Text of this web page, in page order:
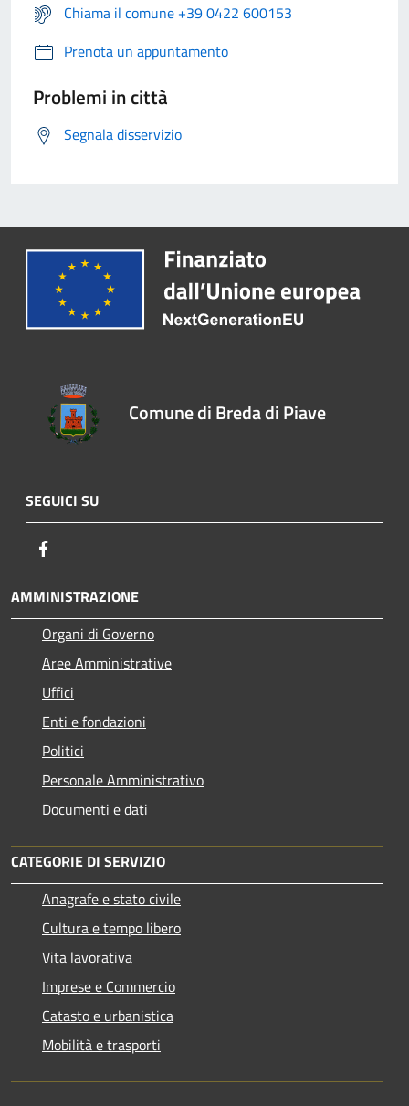
Chiama il comune +39 0422 600153
Prenota un appuntamento
Problemi in città
Segnala disservizio
Comune di Breda di Piave
SEGUICI SU
AMMINISTRAZIONE
Organi di Governo
Aree Amministrative
Uffici
Enti e fondazioni
Politici
Personale Amministrativo
Documenti e dati
CATEGORIE DI SERVIZIO
Anagrafe e stato civile
Cultura e tempo libero
Vita lavorativa
Imprese e Commercio
Catasto e urbanistica
Mobilità e trasporti